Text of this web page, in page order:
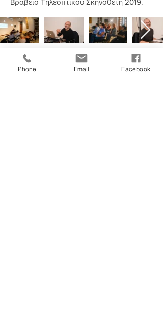
Βραβείο Τηλεοπτικού Σκηνοθέτη 2019.
Phone Email Facebook